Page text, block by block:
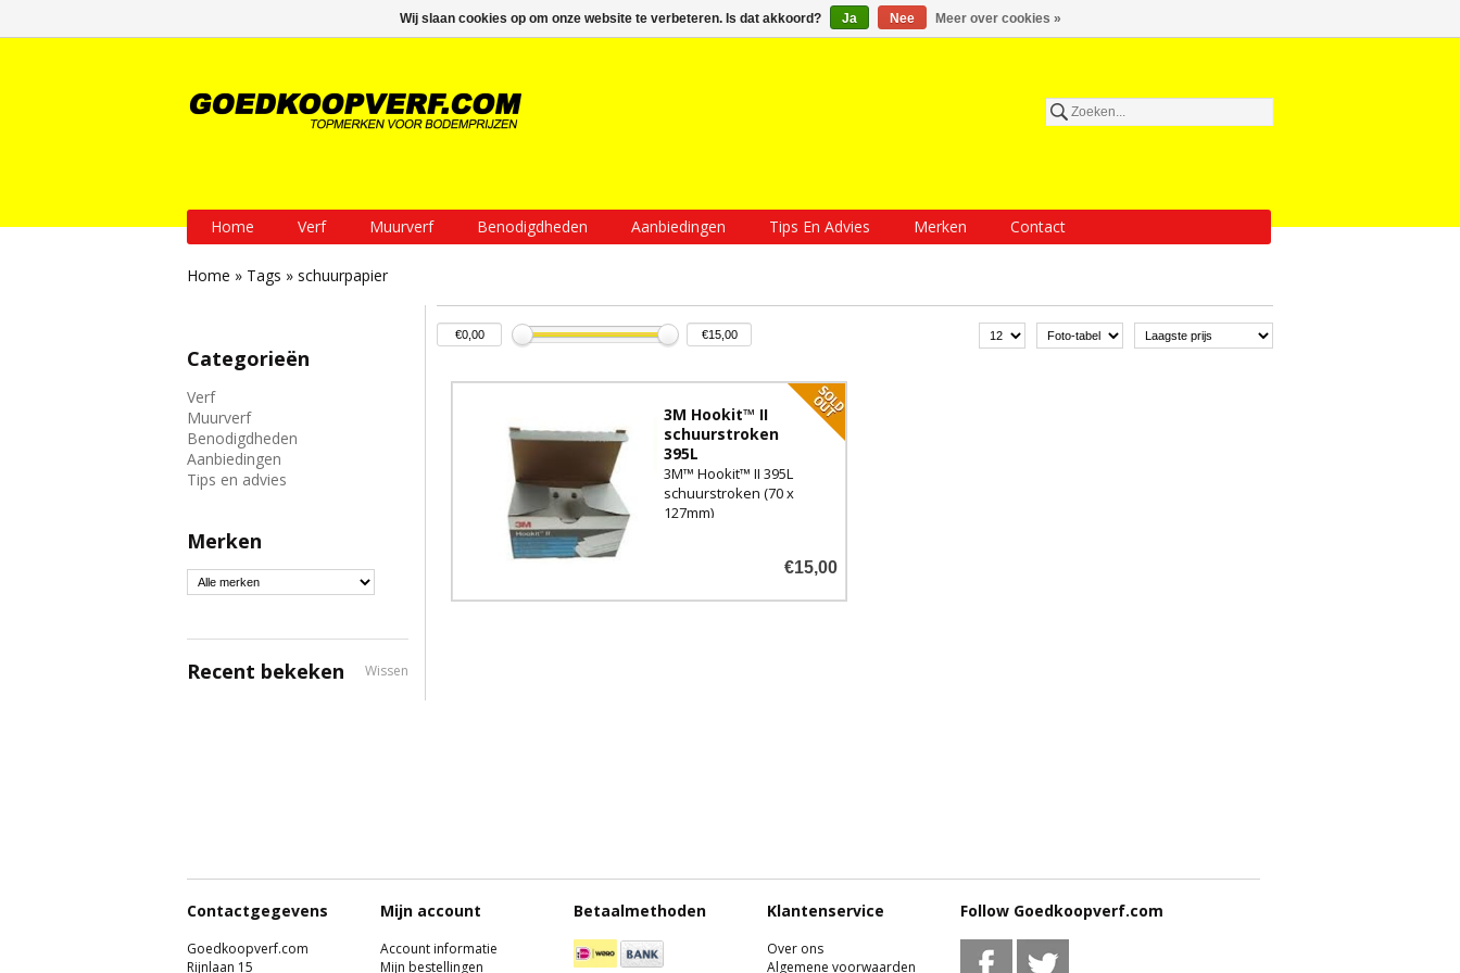
Inloggen Een account aanmaken Mijn winkelwagen €0,00
Home Verf Muurverf Benodigdheden Aanbiedingen Tips En Advies Merken Contact
Home » Tags » schuurpapier
Categorieën
Verf
Muurverf
Benodigdheden
Aanbiedingen
Tips en advies
Merken
Recent bekeken Wissen
3M Hookit™ II
schuurstroken
395L
3M™ Hookit™ II 395L
schuurstroken (70 x
127mm)
€15,00
Contactgegevens
Goedkoopverf.com
Rijnlaan 15
Mijn account
Account informatie
Mijn bestellingen
Betaalmethoden Klantenservice
Over ons
Algemene voorwaarden
Follow Goedkoopverf.com
Wij slaan cookies op om onze website te verbeteren. Is dat akkoord? Ja Nee Meer over cookies »